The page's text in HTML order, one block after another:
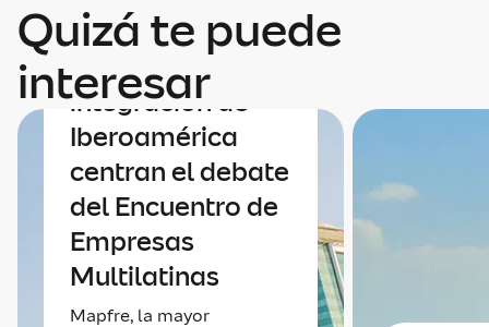
Quizá te puede
interesar
Economía
Economía e
integración de
Iberoamérica
centran el debate
del Encuentro de
Empresas
Multilatinas
Mapfre, la mayor